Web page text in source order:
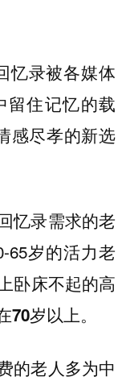
忆录被各媒体
留住记忆的载
感尽孝的新选
忆录需求的老
65岁的活力老
卧床不起的高
岁以上。
的老人多为中